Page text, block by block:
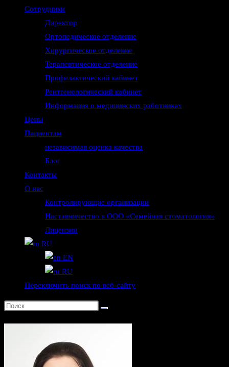
Сотрудники
Директор
Ортопедическое отделение
Хирургическое отделение
Терапевтическое отделение
Профилактический кабинет
Рентгенологический кабинет
Информация о медицинских работниках
Цены
Пациентам
независимая оценка качества
Блог
Контакты
О нас
Контролирующие организации
Наставничество в ООО «Семейная стоматология»
Лицензии
RU
EN
RU
Переключить поиск по веб-сайту